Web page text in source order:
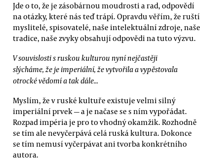
Jde o to, že je zásobárnou moudrosti a rad, odpovědí
na otázky, které nás teď trápí. Opravdu věřím, že ruští
myslitelé, spisovatelé, naše intelektuální zdroje, naše
tradice, naše zvyky obsahují odpovědi na tuto výzvu.
V souvislosti s ruskou kulturou nyní nejčastěji
slýcháme, že je imperiální, že vytvořila a vypěstovala
otrocké vědomí a tak dále...
Myslím, že v ruské kultuře existuje velmi silný
imperiální prvek — a je načase se s ním vypořádat.
Rozpad impéria je pro to vhodný okamžik. Rozhodně
se tím ale nevyčerpává celá ruská kultura. Dokonce
se tím nemusí vyčerpávat ani tvorba konkrétního
autora.